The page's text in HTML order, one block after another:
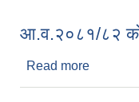
आ.व.२०८१/८२ को
Read more